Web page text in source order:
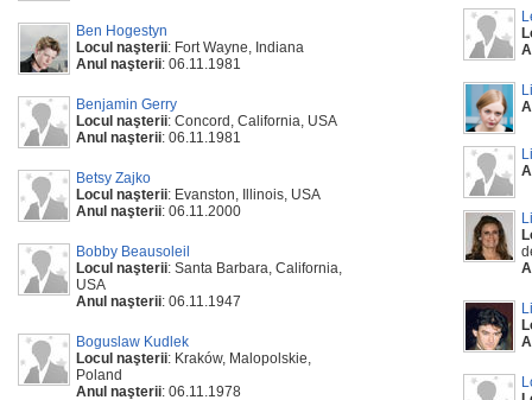
Ben Hogestyn
Locul naşterii: Fort Wayne, Indiana
Anul naşterii: 06.11.1981
Benjamin Gerry
Locul naşterii: Concord, California, USA
Anul naşterii: 06.11.1981
Betsy Zajko
Locul naşterii: Evanston, Illinois, USA
Anul naşterii: 06.11.2000
Bobby Beausoleil
Locul naşterii: Santa Barbara, California,
USA
Anul naşterii: 06.11.1947
Boguslaw Kudlek
Locul naşterii: Kraków, Malopolskie,
Poland
Anul naşterii: 06.11.1978